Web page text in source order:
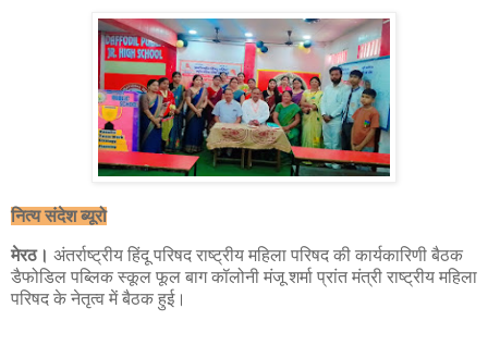
नित्य संदेश ब्यूरो
मेरठ। अंतर्राष्ट्रीय हिंदू परिषद राष्ट्रीय महिला परिषद की कार्यकारिणी बैठक
डैफोडिल पब्लिक स्कूल फूल बाग कॉलोनी मंजू शर्मा प्रांत मंत्री राष्ट्रीय महिला
परिषद के नेतृत्व में बैठक हुई।